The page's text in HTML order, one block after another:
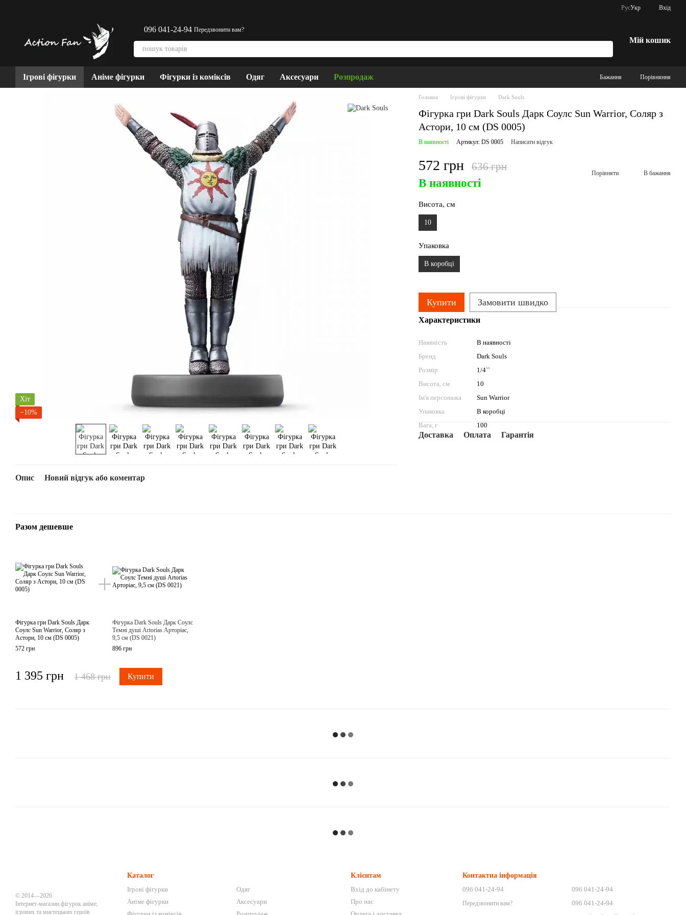
РусУкр Вхід
096 041-24-94 Передзвонити вам?
Мій кошик
Ігрові фігурки Аніме фігурки Фігурки із коміксів Одяг Аксесуари Розпродаж Бажання Порівняння
Хіт
−10%
Опис Новий відгук або коментар
Головна Ігрові фігурки Dark Souls
Фігурка гри Dark Souls Дарк Соулс Sun Warrior, Соляр з
Астори, 10 см (DS 0005)
В наявності Артикул: DS 0005 Написати відгук
572 грн 636 грн
В наявності
Порівняти В бажання
Висота, см
10
Упаковка
В коробці
Купити Замовити швидко
Характеристики
Наявність
В наявності
Бренд
Dark Souls
Розмір
1/4``
Висота, см
10
Ім'я персонажа
Sun Warrior
Упаковка
В коробці
Вага, г
100
Доставка Оплата Гарантія
Разом дешевше
Фігурка гри Dark Souls Дарк
Соулс Sun Warrior, Соляр з
Астори, 10 см (DS 0005)
572 грн
Фігурка Dark Souls Дарк Соулс
Темні душі Artorias Арторіас,
9,5 см (DS 0021)
896 грн
1 395 грн 1 468 грн Купити
© 2014—2026
Інтернет-магазин фігурок аніме,
ігрових та мистецьких героїв
Каталог
Ігрові фігурки
Аніме фігурки
Одяг
Аксесуари
Клієнтам
Вхід до кабінету
Про нас
Контактна інформація
096 041-24-94
Передзвонити вам?
096 041-24-94
096 041-24-94